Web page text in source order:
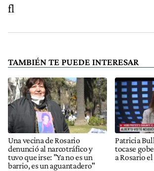
fl
TAMBIÉN TE PUEDE INTERESAR
Una vecina de Rosario
denunció al narcotráfico y
tuvo que irse: "Ya no es un
barrio, es un aguantadero"
Patricia
tocase
a Rosario